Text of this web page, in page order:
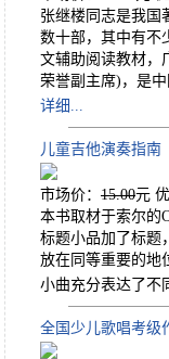
张继楼同志是我国
数十部，其中有不
文辅助阅读教材，
荣誉副主席)，是
详细...
儿童吉他演奏指
市场价： 15.00元
本书取材于索尔的
标题小品加了标题
放在同等重要的地
小曲充分表达了不
全国少儿歌唱考